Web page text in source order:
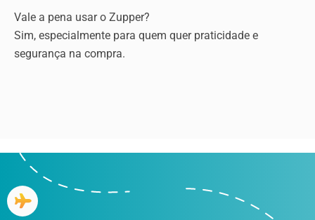
Vale a pena usar o Zupper?
Sim, especialmente para quem quer praticidade e
segurança na compra.